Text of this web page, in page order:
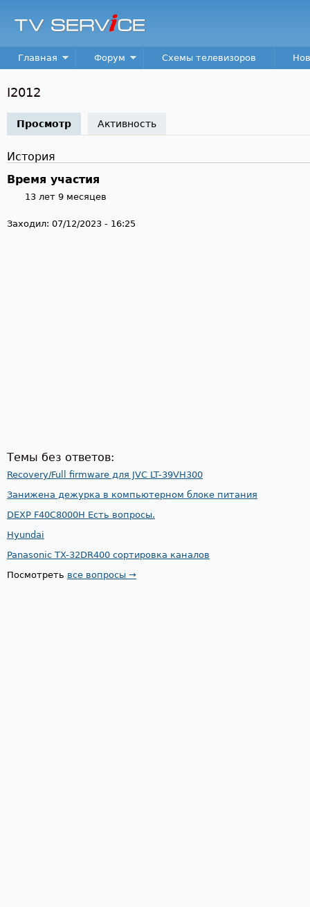
TV
Service
Main menu
Главная Форум Схемы телевизоров
I2012
Просмотр (активная вкладка)
Активность
История
Время участия
13 лет 9 месяцев
Заходил: 07/12/2023 - 16:25
Темы без ответов:
Recovery/Full firmware для JVC LT-39VH300
Занижена дежурка в компьютерном блоке питания
DEXP F40C8000H Есть вопросы.
Hyundai
Panasonic TX-32DR400 сортировка каналов
Посмотреть все вопросы →